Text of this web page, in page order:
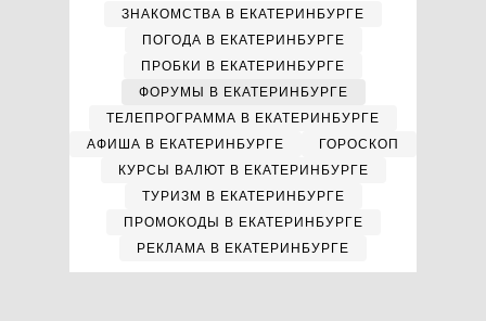
ЗНАКОМСТВА В ЕКАТЕРИНБУРГЕ
ПОГОДА В ЕКАТЕРИНБУРГЕ
ПРОБКИ В ЕКАТЕРИНБУРГЕ
ФОРУМЫ В ЕКАТЕРИНБУРГЕ
ТЕЛЕПРОГРАММА В ЕКАТЕРИНБУРГЕ
АФИША В ЕКАТЕРИНБУРГЕ
ГОРОСКОП
КУРСЫ ВАЛЮТ В ЕКАТЕРИНБУРГЕ
ТУРИЗМ В ЕКАТЕРИНБУРГЕ
ПРОМОКОДЫ В ЕКАТЕРИНБУРГЕ
РЕКЛАМА В ЕКАТЕРИНБУРГЕ